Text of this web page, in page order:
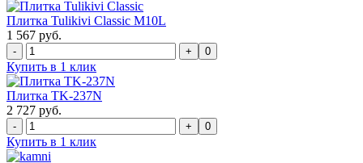
Плитка Tulikivi Classic M10L
1 567 руб.
0
Купить в 1 клик
Плитка TK-237N
2 727 руб.
0
Купить в 1 клик